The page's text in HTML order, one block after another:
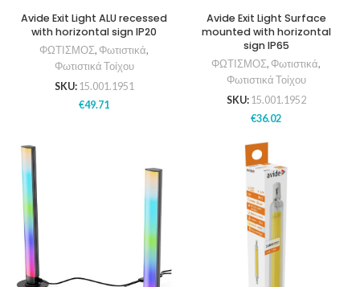
Avide Exit Light ALU recessed
with horizontal sign IP20
ΦΩΤΙΣΜΟΣ, Φωτιστικά,
Φωτιστικά Τοίχου
SKU: 15.001.1951
€49.71
Avide Exit Light Surface
mounted with horizontal
sign IP65
ΦΩΤΙΣΜΟΣ, Φωτιστικά,
Φωτιστικά Τοίχου
SKU: 15.001.1952
€36.02